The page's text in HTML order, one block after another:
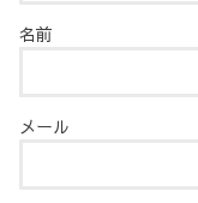
名前
メール